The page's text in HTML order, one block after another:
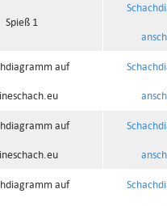
Spieß 1
auf
auf
auf